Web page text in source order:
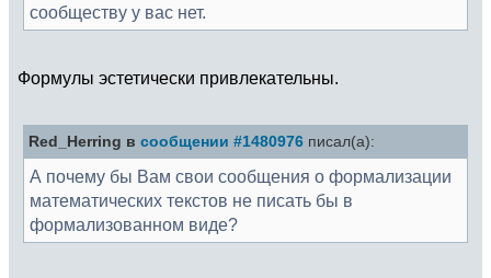
сообществу у вас нет.
Формулы эстетически привлекательны.
Red_Herring в сообщении #1480976 писал(а):
А почему бы Вам свои сообщения о формализации
математических текстов не писать бы в
формализованном виде?